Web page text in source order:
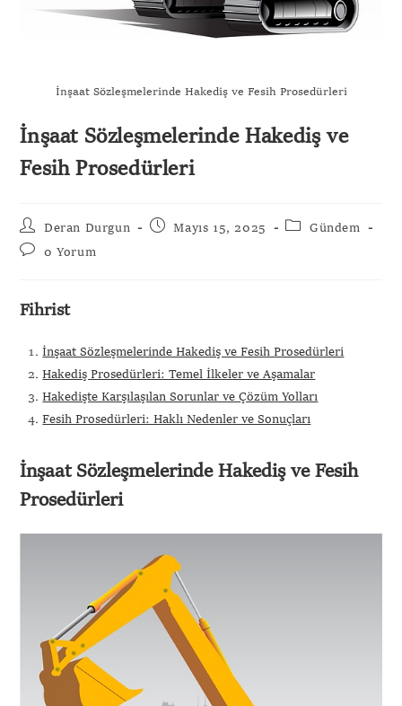
İnşaat Sözleşmelerinde Hakediş ve Fesih Prosedürleri
İnşaat Sözleşmelerinde Hakediş ve
Fesih Prosedürleri
Deran Durgun Mayıs 15, 2025
Gündem
0 Yorum
Fihrist
İnşaat Sözleşmelerinde Hakediş ve Fesih Prosedürleri
Hakediş Prosedürleri: Temel İlkeler ve Aşamalar
Hakedişte Karşılaşılan Sorunlar ve Çözüm Yolları
Fesih Prosedürleri: Haklı Nedenler ve Sonuçları
İnşaat Sözleşmelerinde Hakediş ve Fesih
Prosedürleri